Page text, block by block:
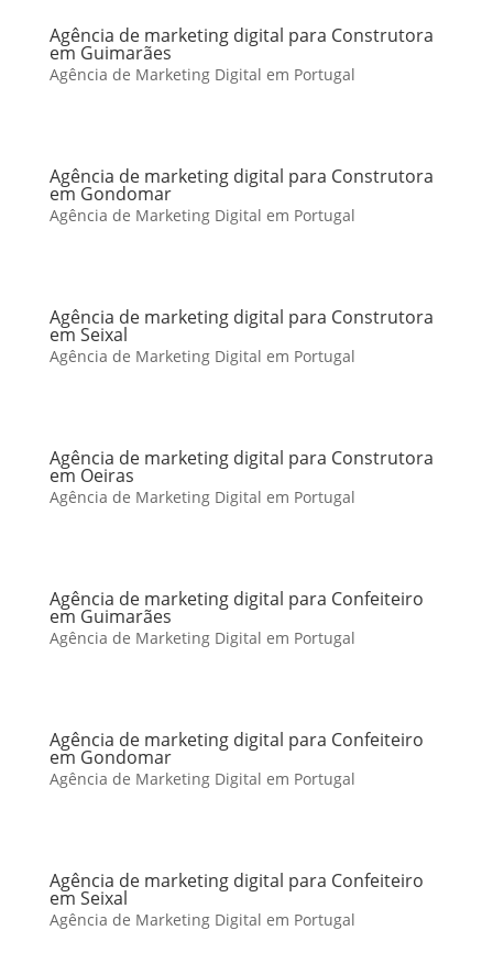
Agência de marketing digital para Construtora
em Guimarães
Agência de Marketing Digital em Portugal
Agência de marketing digital para Construtora
em Gondomar
Agência de Marketing Digital em Portugal
Agência de marketing digital para Construtora
em Seixal
Agência de Marketing Digital em Portugal
Agência de marketing digital para Construtora
em Oeiras
Agência de Marketing Digital em Portugal
Agência de marketing digital para Confeiteiro
em Guimarães
Agência de Marketing Digital em Portugal
Agência de marketing digital para Confeiteiro
em Gondomar
Agência de Marketing Digital em Portugal
Agência de marketing digital para Confeiteiro
em Seixal
Agência de Marketing Digital em Portugal